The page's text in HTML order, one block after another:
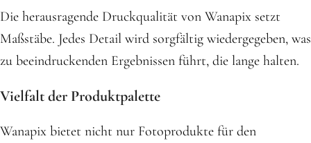
Die herausragende Druckqualität von Wanapix setzt
Maßstäbe. Jedes Detail wird sorgfältig wiedergegeben, was
zu beeindruckenden Ergebnissen führt, die lange halten.
Vielfalt der Produktpalette
Wanapix bietet nicht nur Fotoprodukte für den